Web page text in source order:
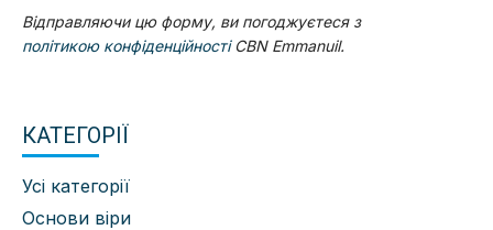
Відправляючи цю форму, ви погоджуєтеся з
політикою конфіденційностіCBN Emmanuil.
КАТЕГОРІЇ
Усі категорії
Основи віри